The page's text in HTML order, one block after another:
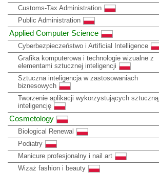
Customs-Tax Administration
Public Administration
Applied Computer Science
Cyberbezpieczeństwo i Artificial Intelligence
Grafika komputerowa i technologie wizualne z
elementami sztucznej inteligencji
Sztuczna inteligencja w zastosowaniach
biznesowych
Tworzenie aplikacji wykorzystujących sztuczną
inteligencję
Cosmetology
Biological Renewal
Podiatry
Manicure profesjonalny i nail art
Wizaż fashion i beauty